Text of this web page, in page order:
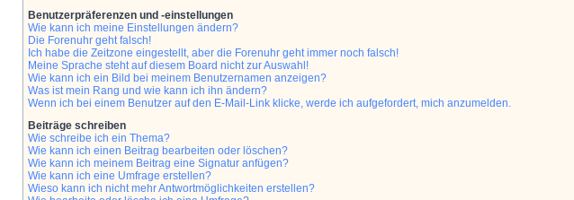
Benutzerpräferenzen und -einstellungen
Wie kann ich meine Einstellungen ändern?
Die Forenuhr geht falsch!
Ich habe die Zeitzone eingestellt, aber die Forenuhr geht immer noch falsch!
Meine Sprache steht auf diesem Board nicht zur Auswahl!
Wie kann ich ein Bild bei meinem Benutzernamen anzeigen?
Was ist mein Rang und wie kann ich ihn ändern?
Wenn ich bei einem Benutzer auf den E-Mail-Link klicke, werde ich aufgefordert, mich anzumelden.
Beiträge schreiben
Wie schreibe ich ein Thema?
Wie kann ich einen Beitrag bearbeiten oder löschen?
Wie kann ich meinem Beitrag eine Signatur anfügen?
Wie kann ich eine Umfrage erstellen?
Wieso kann ich nicht mehr Antwortmöglichkeiten erstellen?